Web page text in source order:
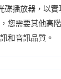
碟播放器，以
您需要其他高
和音訊品質。